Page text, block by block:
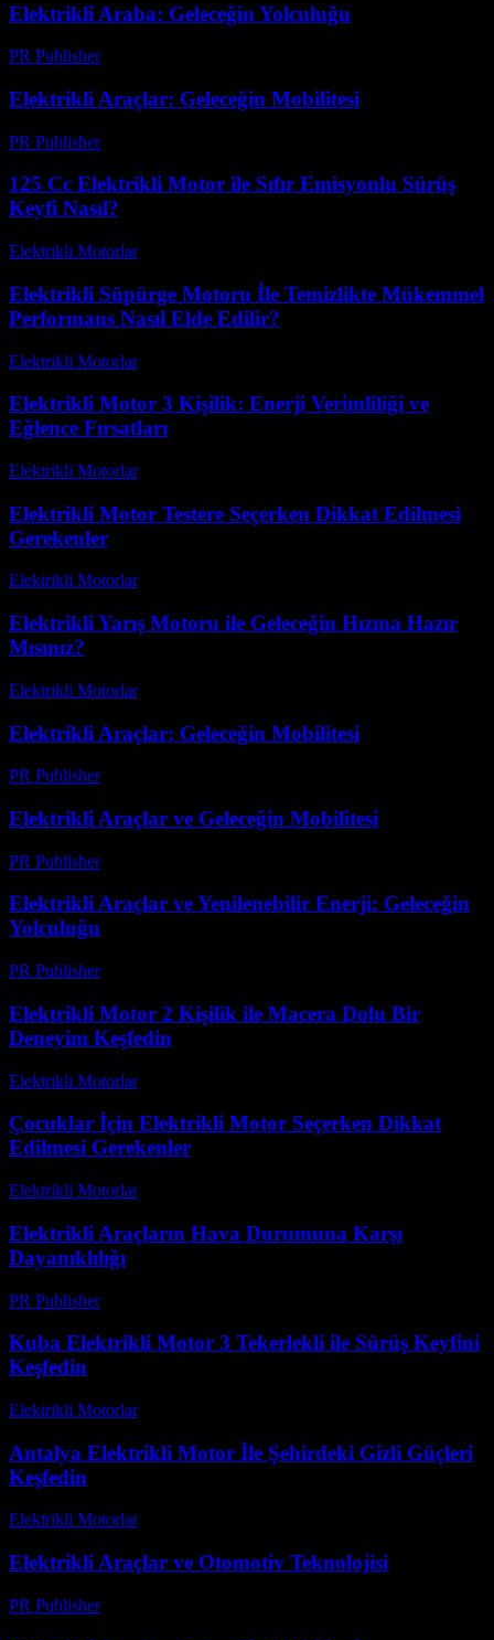
Elektrikli Araba: Geleceğin Yolculuğu
PR Publisher-
Elektrikli Araçlar: Geleceğin Mobilitesi
PR Publisher-
125 Cc Elektrikli Motor ile Sıfır Emisyonlu Sürüş
Keyfi Nasıl?
Elektrikli Motorlar-
Elektrikli Süpürge Motoru İle Temizlikte Mükemmel
Performans Nasıl Elde Edilir?
Elektrikli Motorlar-
Elektrikli Motor 3 Kişilik: Enerji Verimliliği ve
Eğlence Fırsatları
Elektrikli Motorlar-
Elektrikli Motor Testere Seçerken Dikkat Edilmesi
Gerekenler
Elektrikli Motorlar-
Elektrikli Yarış Motoru ile Geleceğin Hızına Hazır
Mısınız?
Elektrikli Motorlar-
Elektrikli Araçlar: Geleceğin Mobilitesi
PR Publisher-
Elektrikli Araçlar ve Geleceğin Mobilitesi
PR Publisher-
Elektrikli Araçlar ve Yenilenebilir Enerji: Geleceğin
Yolculuğu
PR Publisher-
Elektrikli Motor 2 Kişilik ile Macera Dolu Bir
Deneyim Keşfedin
Elektrikli Motorlar-
Çocuklar İçin Elektrikli Motor Seçerken Dikkat
Edilmesi Gerekenler
Elektrikli Motorlar-
Elektrikli Araçların Hava Durumuna Karşı
Dayanıklılığı
PR Publisher-
Kuba Elektrikli Motor 3 Tekerlekli ile Sürüş Keyfini
Keşfedin
Elektrikli Motorlar-
Antalya Elektrikli Motor İle Şehirdeki Gizli Güçleri
Keşfedin
Elektrikli Motorlar-
Elektrikli Araçlar ve Otomotiv Teknolojisi
PR Publisher-